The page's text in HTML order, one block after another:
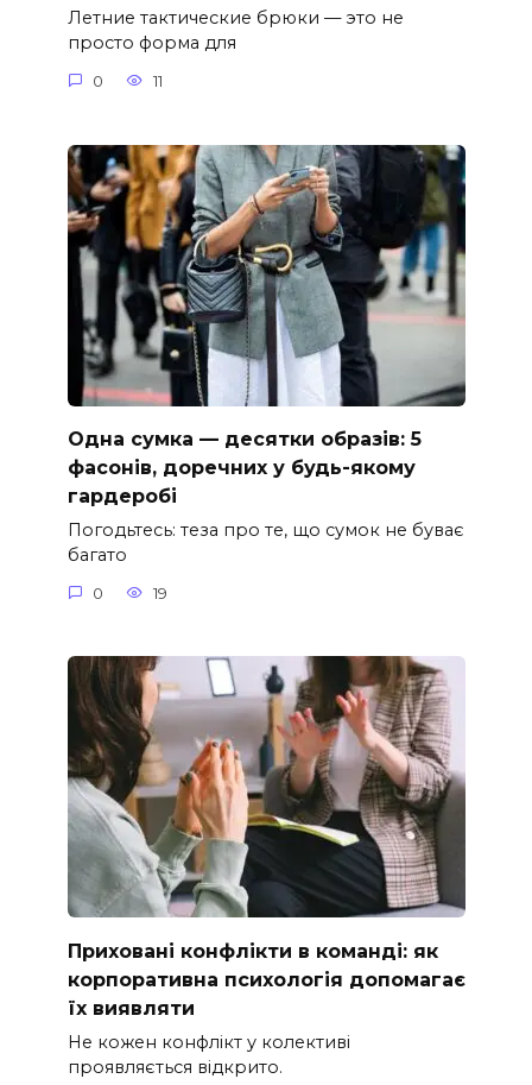
Летние тактические брюки — это не
просто форма для
0 11
Одна сумка — десятки образів: 5
фасонів, доречних у будь-якому
гардеробі
Погодьтесь: теза про те, що сумок не буває
багато
0 19
Приховані конфлікти в команді: як
корпоративна психологія допомагає
їх виявляти
Не кожен конфлікт у колективі
проявляється відкрито.